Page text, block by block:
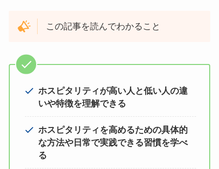
この記事を読んでわかること
ホスピタリティが高い人と低い人の違
いや特徴を理解できる
ホスピタリティを高めるための具体的
な方法や日常で実践できる習慣を学べ
る